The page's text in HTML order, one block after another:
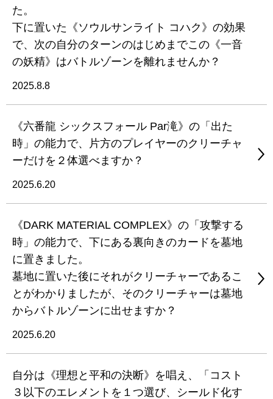
た。
下に置いた《ソウルサンライト コハク》の効果
で、次の自分のターンのはじめまでこの《一音
の妖精》はバトルゾーンを離れませんか？
2025.8.8
《六番龍 シックスフォール Par滝》の「出た
時」の能力で、片方のプレイヤーのクリーチャ
ーだけを２体選べますか？
2025.6.20
《DARK MATERIAL COMPLEX》の「攻撃する
時」の能力で、下にある裏向きのカードを墓地
に置きました。
墓地に置いた後にそれがクリーチャーであるこ
とがわかりましたが、そのクリーチャーは墓地
からバトルゾーンに出せますか？
2025.6.20
自分は《理想と平和の決断》を唱え、「コスト
３以下のエレメントを１つ選び、シールド化す